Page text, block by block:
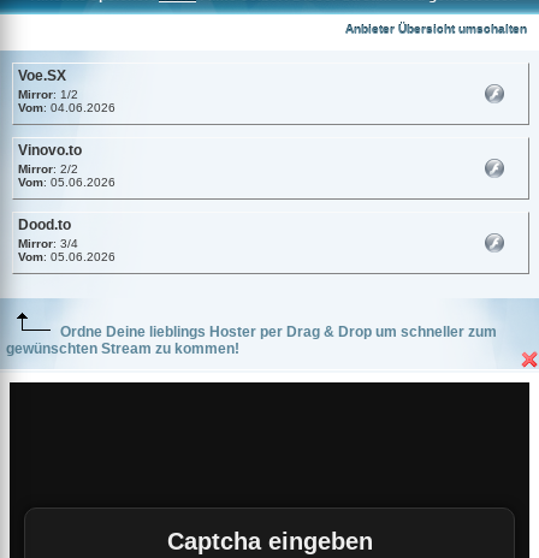
Anbieter Übersicht umschalten
Voe.SX
Mirror: 1/2
Vom: 04.06.2026
Vinovo.to
Mirror: 2/2
Vom: 05.06.2026
Dood.to
Mirror: 3/4
Vom: 05.06.2026
Ordne Deine lieblings Hoster per Drag & Drop um schneller zum
gewünschten Stream zu kommen!